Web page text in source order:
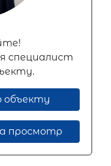
я специалист
объекту
просмотр